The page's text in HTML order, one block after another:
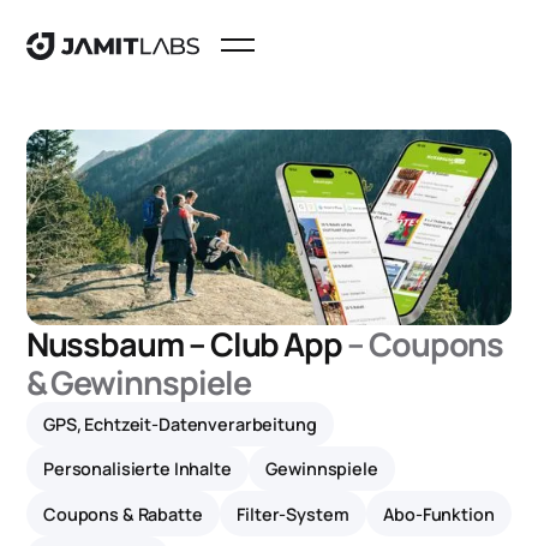
Nussbaum – Club App–Coupons
& Gewinnspiele
GPS, Echtzeit-Datenverarbeitung
Personalisierte Inhalte
Gewinnspiele
Coupons & Rabatte
Filter-System
Abo-Funktion